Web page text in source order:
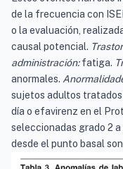
de la frecuencia con
o la evaluación,
causal potencial.
administración:fatiga.
anormales.
sujetos adultos tratados
día o efavirenz en el
seleccionadas grado 2
desde el punto basal